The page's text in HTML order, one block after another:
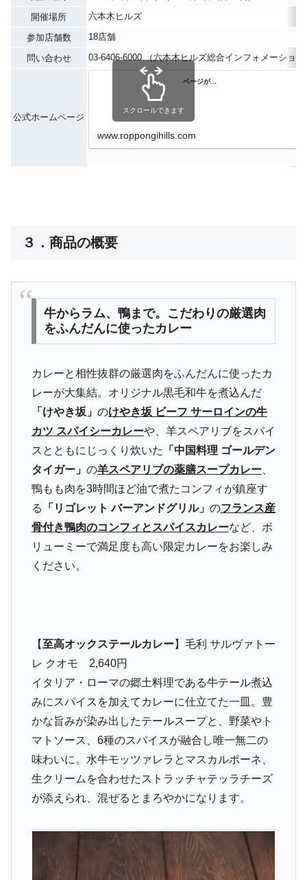
開催場所
六本木ヒルズ
参加店舗数 18店舗
問い合わせ 03-6406-6000 （六本木ヒルズ総合インフォメーション
公式ホームページ
ページが...
www.roppongihills.com
スクロールできます
３．商品の概要
牛からラム、鴨まで。こだわりの厳選肉
をふんだんに使ったカレー
カレーと相性抜群の厳選肉をふんだんに使ったカ
レーが大集結。オリジナル黒毛和牛を煮込んだ
「けやき坂」 のけやき坂 ビーフ サーロインの牛
カツ スパイシーカレーや、羊スペアリブをスパイ
スとともにじっくり炊いた
「中国料理 ゴールデン
タイガー」 の羊スペアリブの薬膳スープカレー、
鴨もも肉を3時間ほど油で煮たコンフィが鎮座す
る
「リゴレット バーアンドグリル」 のフランス産
骨付き鴨肉のコンフィとスパイスカレーなど、ボ
リューミーで満足度も高い限定カレーをお楽しみ
ください。
【至高オックステールカレー】毛利 サルヴァトー
レ クオモ 2,640円
イタリア・ローマの郷土料理である牛テール煮込
みにスパイスを加えてカレーに仕立てた一皿。豊
かな旨みが染み出したテールスープと、野菜やト
マトソース、6種のスパイスが融合し唯一無二の
味わいに。水牛モッツァレラとマスカルポーネ、
生クリームを合わせたストラッチャテッラチーズ
が添えられ、混ぜるとまろやかになります。